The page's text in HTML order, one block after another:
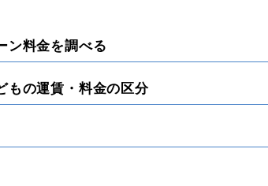
ン料金を調べる
もの運賃・料金の区分